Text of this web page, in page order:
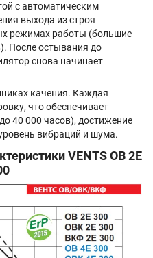
с автоматическим
выхода из строя
режимах работы (большие
После остывания до
снова начинает
качения. Каждая
что обеспечивает
40 000 часов), достижение
вибраций и шума.
VENTS ОВ 2Е